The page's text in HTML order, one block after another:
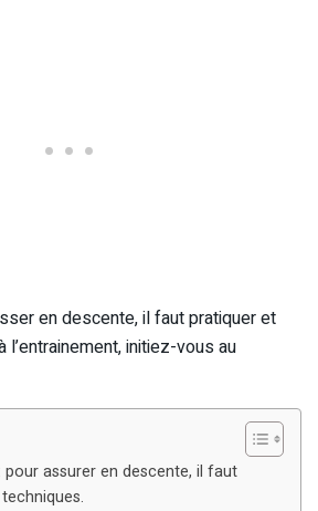
en descente, il faut pratiquer et
initiez-vous au
pour assurer en descente, il faut